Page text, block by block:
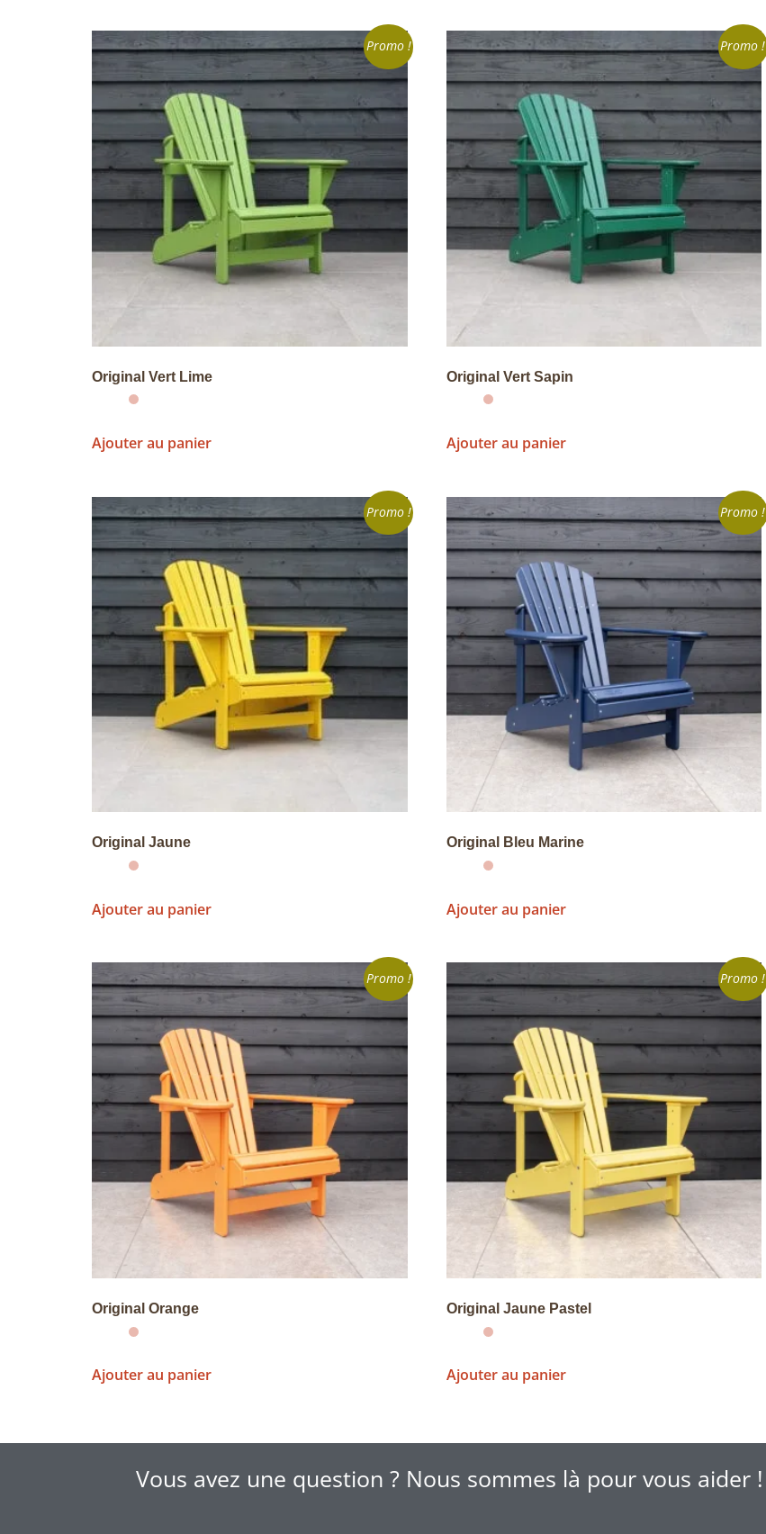
Promo !
Original Vert Lime
Ajouter au panier
Promo !
Original Vert Sapin
Ajouter au panier
Promo !
Original Jaune
Ajouter au panier
Promo !
Original Bleu Marine
Ajouter au panier
Promo !
Original Orange
Ajouter au panier
Promo !
Original Jaune Pastel
Ajouter au panier
Vous avez une question ? Nous sommes là pour vous aider !